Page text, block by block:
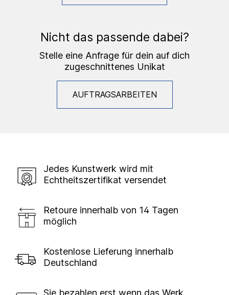
Nicht das passende dabei?
Stelle eine Anfrage für dein auf dich
zugeschnittenes Unikat
AUFTRAGSARBEITEN
Jedes Kunstwerk wird mit
Echtheitszertifikat versendet
Retoure innerhalb von 14 Tagen
möglich
Kostenlose Lieferung innerhalb
Deutschland
Sie bezahlen erst wenn das Werk